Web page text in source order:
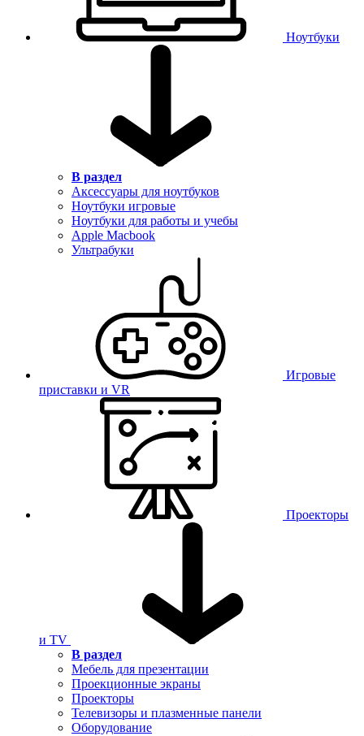
Ноутбуки
В раздел
Аксессуары для ноутбуков
Ноутбуки игровые
Ноутбуки для работы и учебы
Apple Macbook
Ультрабуки
Игровые
приставки и VR
Проекторы
и TV
В раздел
Мебель для презентации
Проекционные экраны
Проекторы
Телевизоры и плазменные панели
Оборудование